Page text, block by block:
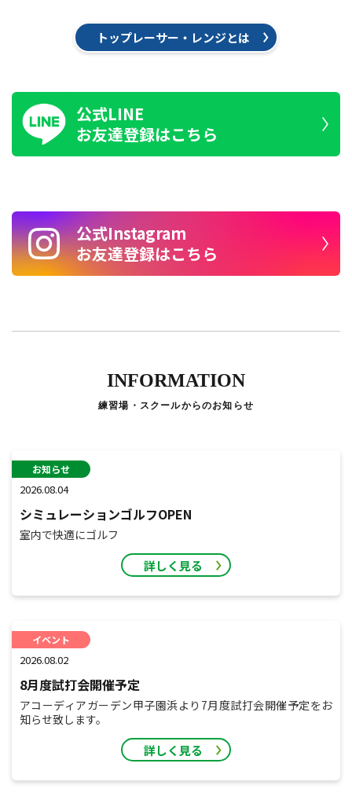
トップレーサー・レンジとは
公式LINE
お友達登録はこちら
公式Instagram
お友達登録はこちら
INFORMATION
練習場・スクールからのお知らせ
お知らせ
2026.08.04
シミュレーションゴルフOPEN
室内で快適にゴルフ
詳しく見る
イベント
2026.08.02
8月度試打会開催予定
アコーディアガーデン甲子園浜より7月度試打会開催予定をお
知らせ致します。
詳しく見る